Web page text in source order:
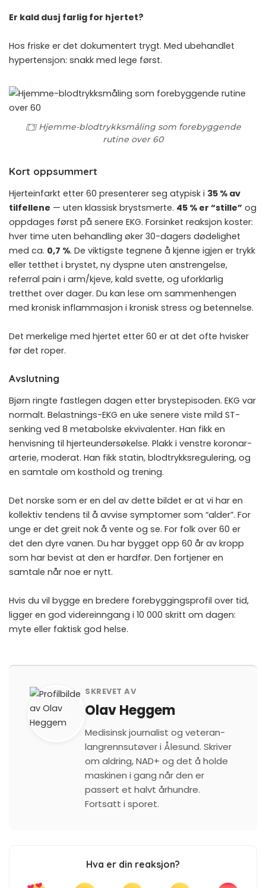
Er kald dusj farlig for hjertet?
Hos friske er det dokumentert trygt. Med ubehandlet
hypertensjon: snakk med lege først.
Hjemme-blodtrykksmåling som forebyggende
rutine over 60
Kort oppsummert
Hjerteinfarkt etter 60 presenterer seg atypisk i 35 % av
tilfellene — uten klassisk brystsmerte. 45 % er “stille” og
oppdages først på senere EKG. Forsinket reaksjon koster:
hver time uten behandling øker 30-dagers dødelighet
med ca. 0,7 %. De viktigste tegnene å kjenne igjen er trykk
eller tetthet i brystet, ny dyspne uten anstrengelse,
referral pain i arm/kjeve, kald svette, og uforklarlig
tretthet over dager. Du kan lese om sammenhengen
med kronisk inflammasjon i kronisk stress og betennelse.
Det merkelige med hjertet etter 60 er at det ofte hvisker
før det roper.
Avslutning
Bjørn ringte fastlegen dagen etter brystepisoden. EKG var
normalt. Belastnings-EKG en uke senere viste mild ST-
senking ved 8 metabolske ekvivalenter. Han fikk en
henvisning til hjerteundersøkelse. Plakk i venstre koronar­
arterie, moderat. Han fikk statin, blodtrykksregulering, og
en samtale om kosthold og trening.
Det norske som er en del av dette bildet er at vi har en
kollektiv tendens til å avvise symptomer som “alder”. For
unge er det greit nok å vente og se. For folk over 60 er
det den dyre vanen. Du har bygget opp 60 år av kropp
som har bevist at den er hardfør. Den fortjener en
samtale når noe er nytt.
Hvis du vil bygge en bredere forebyggings­profil over tid,
ligger en god videreinngang i 10 000 skritt om dagen:
myte eller faktisk god helse.
SKREVET AV
Olav Heggem
Medisinsk journalist og veteran-
langrennsutøver i Ålesund. Skriver
om aldring, NAD+ og det å holde
maskinen i gang når den er
passert et halvt århundre.
Fortsatt i sporet.
Hva er din reaksjon?